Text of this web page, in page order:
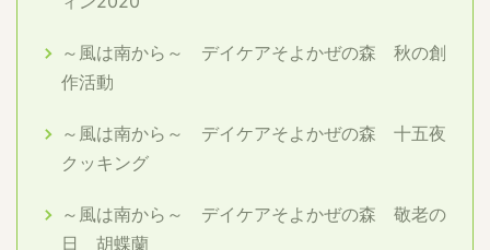
～風は南から～ デイケアそよかぜの森 秋の創
作活動
～風は南から～ デイケアそよかぜの森 十五夜
クッキング
～風は南から～ デイケアそよかぜの森 敬老の
日 胡蝶蘭